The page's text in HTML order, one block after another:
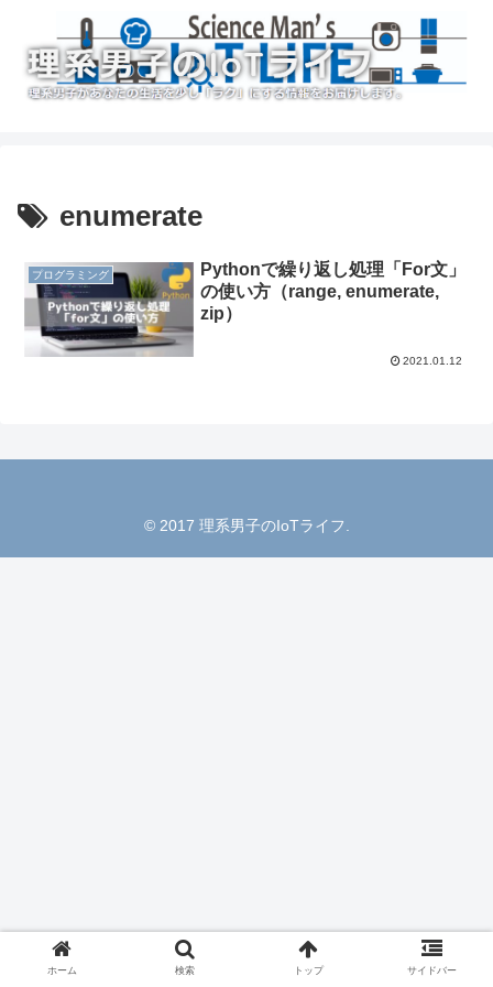
enumerate
プログラミング
Pythonで繰り返し処理「For文」
の使い方（range, enumerate,
zip）
2021.01.12
© 2017 理系男子のIoTライフ.
ホーム 検索 トップ サイドバー